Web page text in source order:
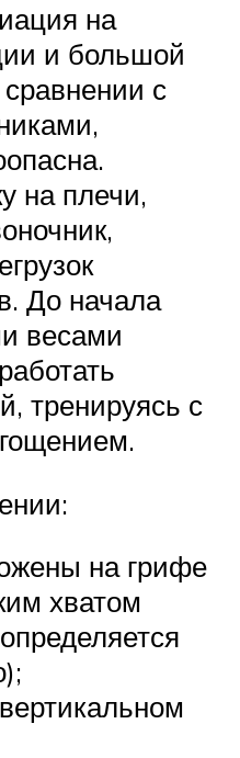
на
и большой
с
на плечи,
До начала
весами
тренируясь с
на грифе
хватом